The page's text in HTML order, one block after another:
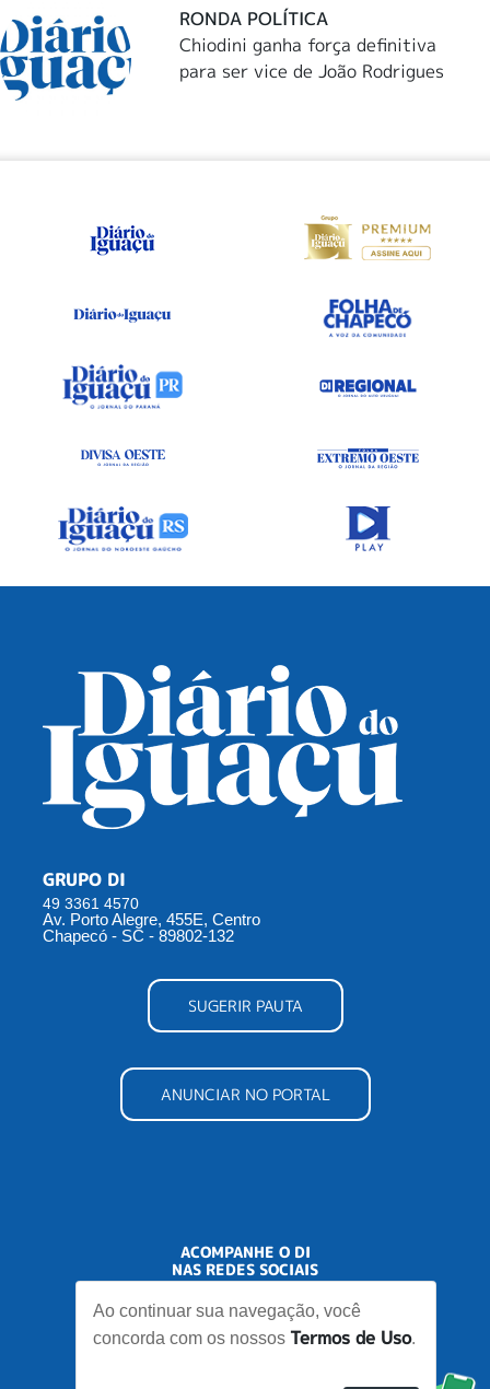
Ao continuar sua navegação, você
concorda com os nossos Termos de Uso.
RONDA POLÍTICA
Chiodini ganha força definitiva
para ser vice de João Rodrigues
GRUPO DI
49 3361 4570
Av. Porto Alegre, 455E, Centro
Chapecó - SC - 89802-132
SUGERIR PAUTA
ANUNCIAR NO PORTAL
ACOMPANHE O DI
NAS REDES SOCIAIS